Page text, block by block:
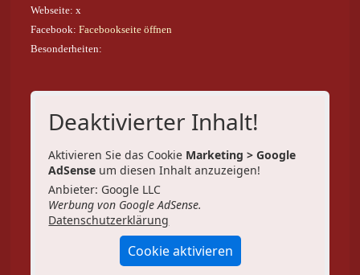
Webseite: x
Facebook:Facebookseite öffnen
Besonderheiten:
Deaktivierter Inhalt!
Aktivieren Sie das Cookie Marketing > Google
AdSense um diesen Inhalt anzuzeigen!
Anbieter: Google LLC
Werbung von Google AdSense.
Datenschutzerklärung
Cookie aktivieren